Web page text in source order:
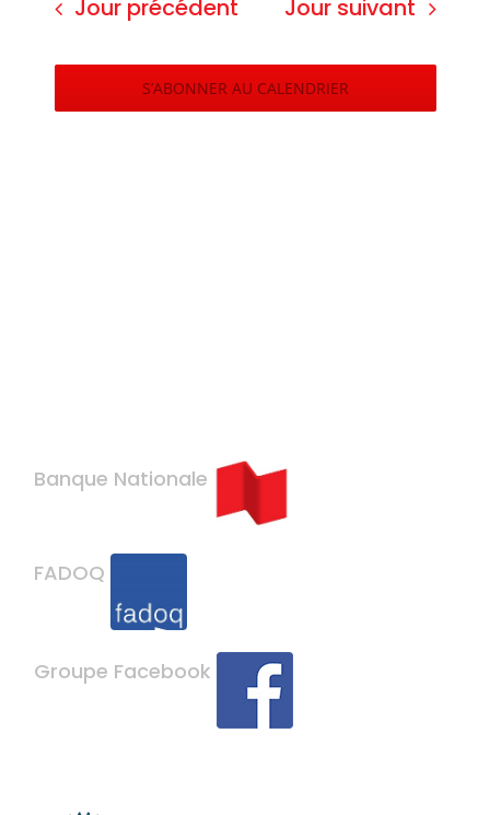
Jour précédent Jour suivant
S’ABONNER AU CALENDRIER
Banque Nationale
FADOQ
Groupe Facebook